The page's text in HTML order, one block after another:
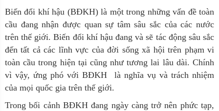
Biến đổi khí hậu (BĐKH)là một trong những vấn đề toàn
cầu đang nhận được quan sự tâm sâu sắc của các nước
trên thế giới. Biến đổi khí hậu đang và sẽ tác động sâu sắc
đến tất cả các lĩnh vực của đời sống xã hội trên phạm vi
toàn cầu trong hiện tại cũng như tương lai lâu dài. Chính
vì vậy, ứng phó với BĐKH là nghĩa vụ và trách nhiệm
của mọi quốc gia trên thế giới.
Trong bối cảnh BĐKH đang ngày càng trở nên phức tạp,